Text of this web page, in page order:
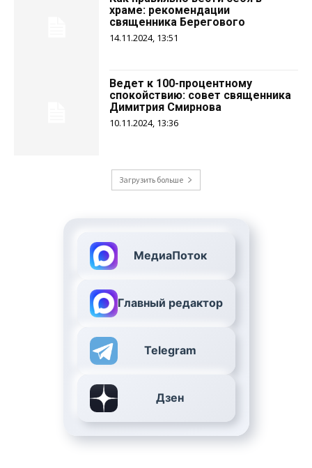
храме: рекомендации
священника Берегового
14.11.2024, 13:51
Ведет к 100-процентному
спокойствию: совет священника
Димитрия Смирнова
10.11.2024, 13:36
Загрузить больше
МедиаПоток
Главный редактор
Telegram
Дзен